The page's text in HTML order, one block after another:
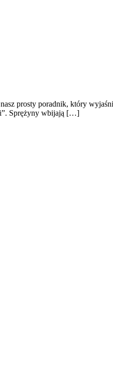
prosty poradnik, który
Sprężyny wbijają […]